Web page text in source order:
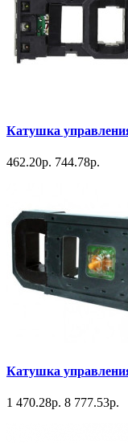
Катушка
462.20р. 744.78р.
Катушка
1 470.28р. 8 777.53р.